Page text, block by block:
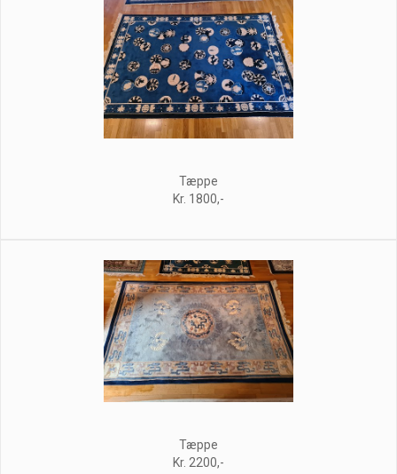
Tæppe
Kr. 1800,-
Tæppe
Kr. 2200,-